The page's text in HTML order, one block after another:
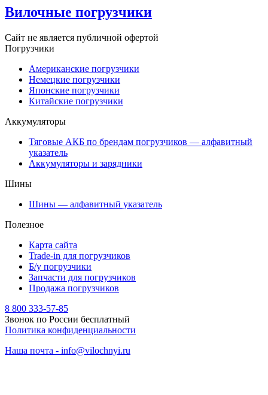
Вилочные погрузчики
Сайт не является публичной офертой
Погрузчики
Американские погрузчики
Немецкие погрузчики
Японские погрузчики
Китайские погрузчики
Аккумуляторы
Тяговые АКБ по брендам погрузчиков — алфавитный
указатель
Аккумуляторы и зарядники
Шины
Шины — алфавитный указатель
Полезное
Карта сайта
Trade-in для погрузчиков
Б/у погрузчики
Запчасти для погрузчиков
Продажа погрузчиков
8 800 333-57-85
Звонок по России бесплатный
Политика конфиденциальности
Наша почта - info@vilochnyi.ru